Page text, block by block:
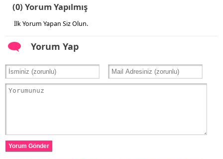
(0) Yorum Yapılmış
İlk Yorum Yapan Siz Olun.
Yorum Yap
Yorum Gönder